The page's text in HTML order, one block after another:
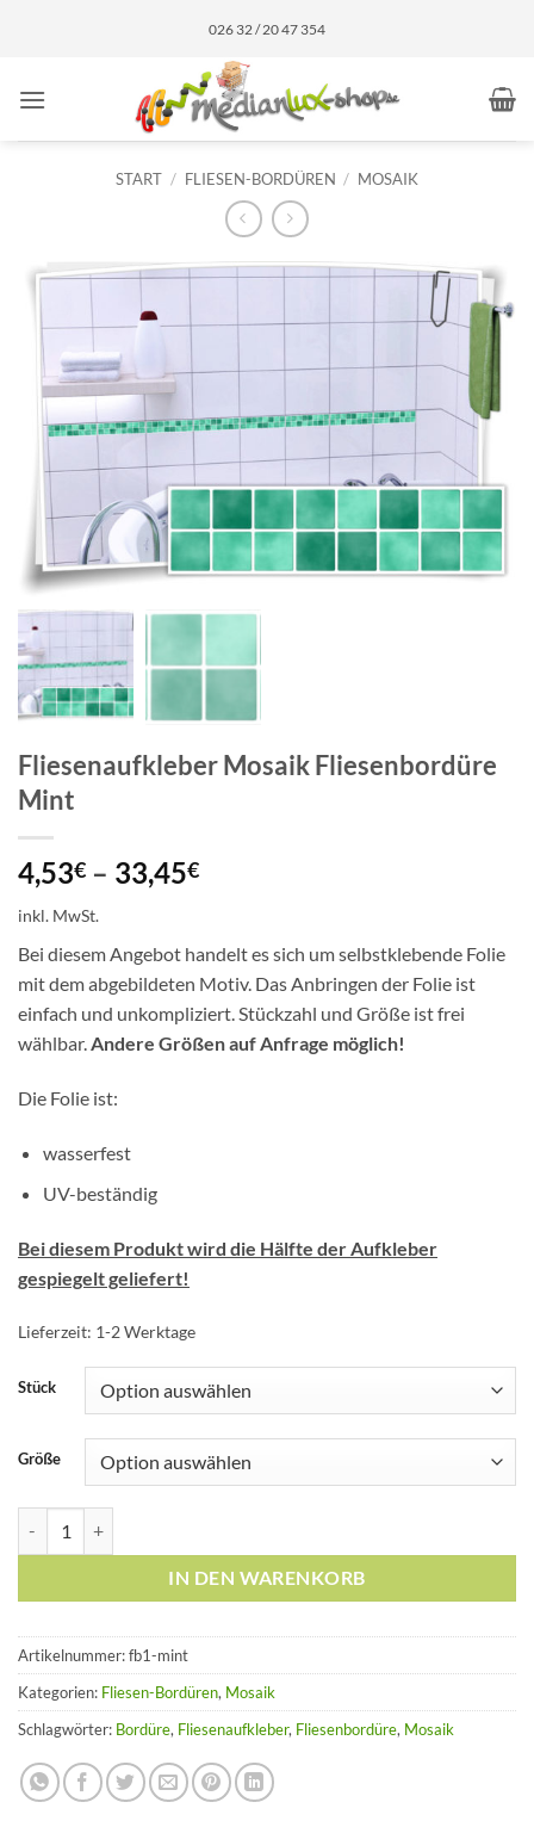
026 32 / 20 47 354
START / FLIESEN-BORDÜREN / MOSAIK
Fliesenaufkleber Mosaik Fliesenbordüre
Mint
4,53€ – 33,45€
inkl. MwSt.
Bei diesem Angebot handelt es sich um selbstklebende Folie
mit dem abgebildeten Motiv. Das Anbringen der Folie ist
einfach und unkompliziert. Stückzahl und Größe ist frei
wählbar.Andere Größen auf Anfrage möglich!
Die Folie ist:
wasserfest
UV-beständig
Bei diesem Produkt wird die Hälfte der Aufkleber
gespiegelt geliefert!
Lieferzeit: 1-2 Werktage
Stück
Größe
IN DEN WARENKORB
Artikelnummer:fb1-mint
Kategorien: Fliesen-Bordüren, Mosaik
Schlagwörter: Bordüre, Fliesenaufkleber, Fliesenbordüre, Mosaik